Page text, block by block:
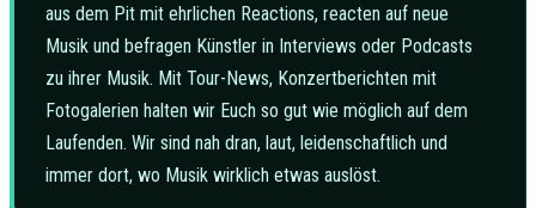
aus dem Pit mit ehrlichen Reactions, reacten auf neue
Musik und befragen Künstler in Interviews oder Podcasts
zu ihrer Musik. Mit Tour-News, Konzertberichten mit
Fotogalerien halten wir Euch so gut wie möglich auf dem
Laufenden. Wir sind nah dran, laut, leidenschaftlich und
immer dort, wo Musik wirklich etwas auslöst.